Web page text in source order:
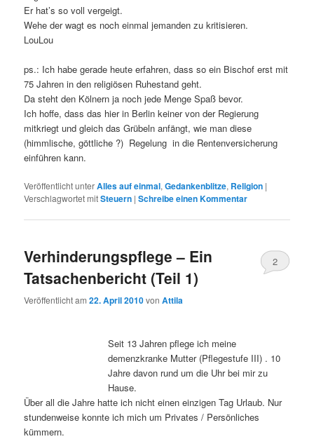
Er hat’s so voll vergeigt.
Wehe der wagt es noch einmal jemanden zu kritisieren.
LouLou
ps.: Ich habe gerade heute erfahren, dass so ein Bischof erst mit
75 Jahren in den religiösen Ruhestand geht.
Da steht den Kölnern ja noch jede Menge Spaß bevor.
Ich hoffe, dass das hier in Berlin keiner von der Regierung
mitkriegt und gleich das Grübeln anfängt, wie man diese
(himmlische, göttliche ?) Regelung in die Rentenversicherung
einführen kann.
Veröffentlicht unterAlles auf einmal,Gedankenblitze, Religion |
Verschlagwortet mitSteuern |Schreibe einen Kommentar
Verhinderungspflege – Ein
Tatsachenbericht (Teil 1)
Veröffentlicht am22. April 2010vonAttila
2
Seit 13 Jahren pflege ich meine
demenzkranke Mutter (Pflegestufe III) . 10
Jahre davon rund um die Uhr bei mir zu
Hause.
Über all die Jahre hatte ich nicht einen einzigen Tag Urlaub. Nur
stundenweise konnte ich mich um Privates / Persönliches
kümmern.